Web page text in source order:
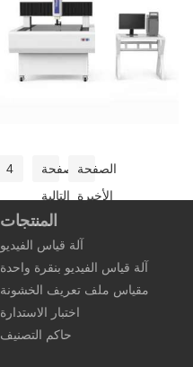
4
الصفحة
التالية
الصفحة
الأخيرة
المنتجات
آلة قياس الفيديو
آلة قياس الفيديو بنقرة واحدة
مقياس ملف تعريف الخشونة
اختبار الاستدارة
حاكم التصنيف